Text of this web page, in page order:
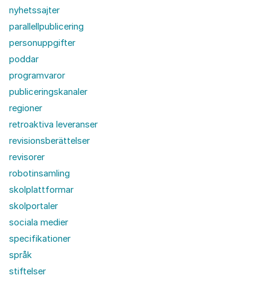
nyhetssajter
parallellpublicering
personuppgifter
poddar
programvaror
publiceringskanaler
regioner
retroaktiva leveranser
revisionsberättelser
revisorer
robotinsamling
skolplattformar
skolportaler
sociala medier
specifikationer
språk
stiftelser